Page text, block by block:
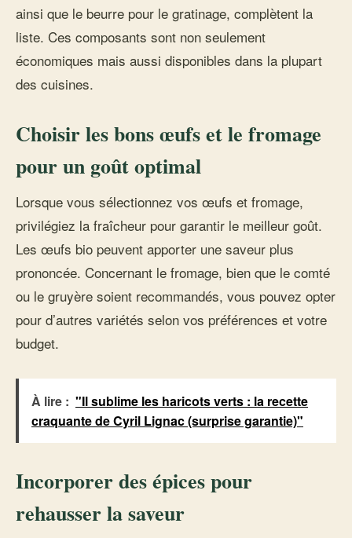
ainsi que le beurre pour le gratinage, complètent la
liste. Ces composants sont non seulement
économiques mais aussi disponibles dans la plupart
des cuisines.
Choisir les bons œufs et le fromage
pour un goût optimal
Lorsque vous sélectionnez vos œufs et fromage,
privilégiez la fraîcheur pour garantir le meilleur goût.
Les œufs bio peuvent apporter une saveur plus
prononcée. Concernant le fromage, bien que le comté
ou le gruyère soient recommandés, vous pouvez opter
pour d’autres variétés selon vos préférences et votre
budget.
À lire : "Il sublime les haricots verts : la recette
craquante de Cyril Lignac (surprise garantie)"
Incorporer des épices pour
rehausser la saveur